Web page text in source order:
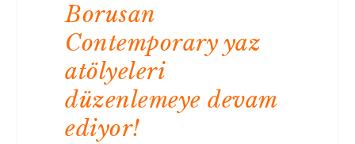
Borusan
Contemporary yaz
atölyeleri
düzenlemeye devam
ediyor!